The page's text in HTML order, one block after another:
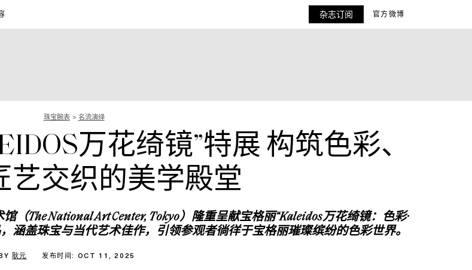
杂志订阅 官方微博
珠宝腕表 名流演绎
万花绮镜”特展 构筑色彩、
艺交织的美学殿堂
馆（The National Art Center, Tokyo）隆重呈献宝格丽“Kaleidos万花绮镜：色彩·
涵盖珠宝与当代艺术佳作，引领参观者徜徉于宝格丽璀璨缤纷的色彩世界。
耿元 发布时间: OCT 11, 2025